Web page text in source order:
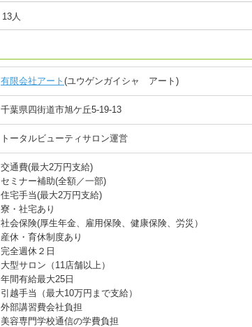
13人
有限会社アート (ユウゲンガイシャ アート)
千葉県四街道市旭ケ丘5-19-13
トータルビューティサロン運営
交通費(最大2万円支給)
セミナー補助(全額／一部)
住宅手当(最大2万円支給)
寮・社宅あり
社会保険(厚生年金、雇用保険、健康保険、労災）
産休・育休制度あり
完全週休２日
大型サロン（11店舗以上）
年間有給最大25日
引越手当（最大10万円まで支給）
外部講習費会社負担
美容専門学校通信の学費負担